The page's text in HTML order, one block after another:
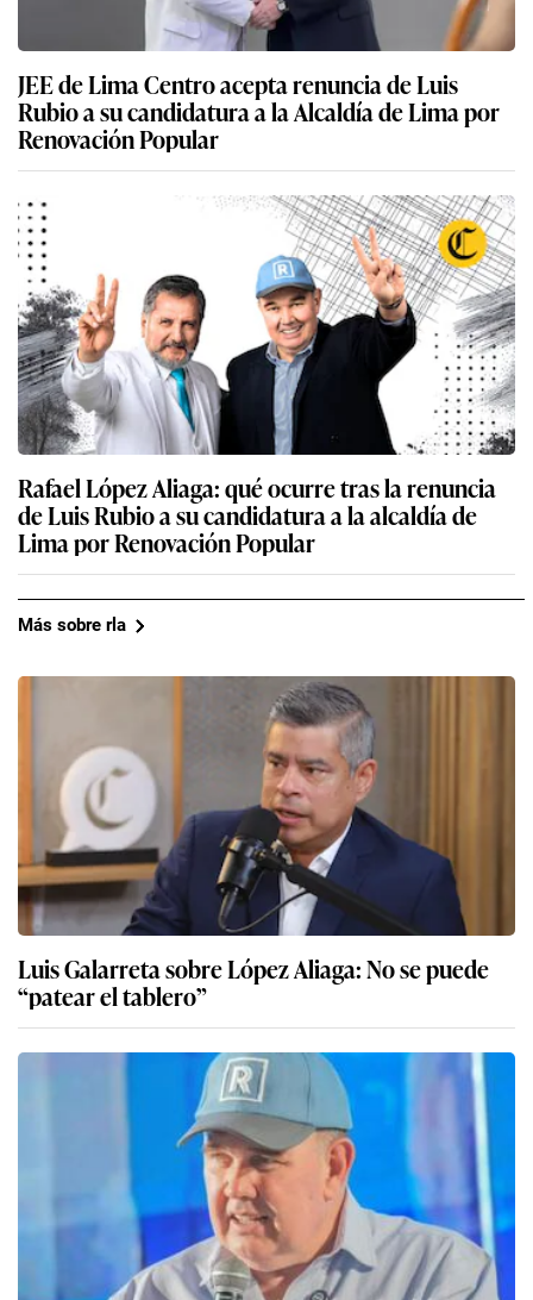
JEE de Lima Centro acepta renuncia de Luis
Rubio a su candidatura a la Alcaldía de Lima por
Renovación Popular
Rafael López Aliaga: qué ocurre tras la renuncia
de Luis Rubio a su candidatura a la alcaldía de
Lima por Renovación Popular
Más sobre rla
Luis Galarreta sobre López Aliaga: No se puede
“patear el tablero”